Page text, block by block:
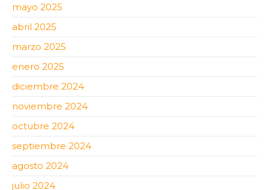
mayo 2025
abril 2025
marzo 2025
enero 2025
diciembre 2024
noviembre 2024
octubre 2024
septiembre 2024
agosto 2024
julio 2024